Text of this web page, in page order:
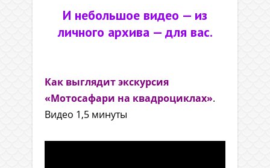
И небольшое видео — из
личного архива — для вас.
Как выглядит экскурсия
«Мотосафари на квадроциклах».
Видео 1,5 минуты